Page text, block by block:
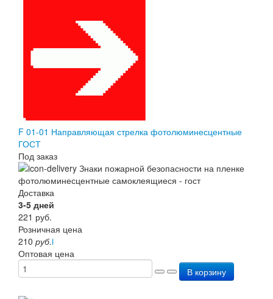
Перезарядка ОП
Перезарядка ОУ
Перезарядка ОВП
Оплата
Сертификаты
Вопрос-Ответ
F 01-01 Направляющая стрелка фотолюминесцентные
ГОСТ
Под заказ
Доставка
3-5 дней
221 руб.
Розничная цена
210 руб.i
Оптовая цена
В корзину